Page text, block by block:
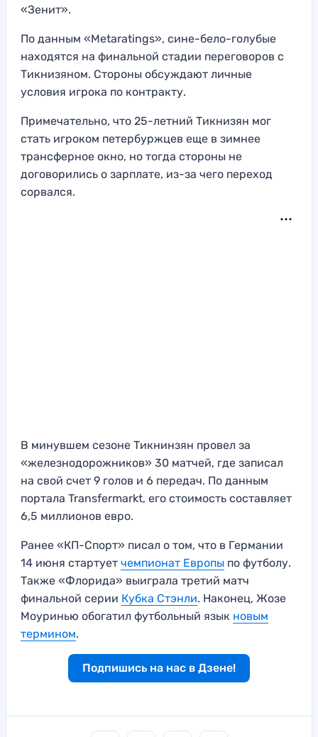
«Зенит».
По данным «Metaratings», сине-бело-голубые
находятся на финальной стадии переговоров с
Тикнизяном. Стороны обсуждают личные
условия игрока по контракту.
Примечательно, что 25-летний Тикнизян мог
стать игроком петербуржцев еще в зимнее
трансферное окно, но тогда стороны не
договорились о зарплате, из-за чего переход
сорвался.
В минувшем сезоне Тикнинзян провел за
«железнодорожников» 30 матчей, где записал
на свой счет 9 голов и 6 передач. По данным
портала Transfermarkt, его стоимость составляет
6,5 миллионов евро.
Ранее «КП-Спорт» писал о том, что в Германии
14 июня стартует чемпионат Европы по футболу.
Также «Флорида» выиграла третий матч
финальной серии Кубка Стэнли. Наконец, Жозе
Моуринью обогатил футбольный язык новым
термином.
Подпишись на нас в Дзене!